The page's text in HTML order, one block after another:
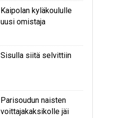
Kaipolan kyläkoululle
uusi omistaja
Sisulla siitä selvittiin
Parisoudun naisten
voittajakaksikolle jäi